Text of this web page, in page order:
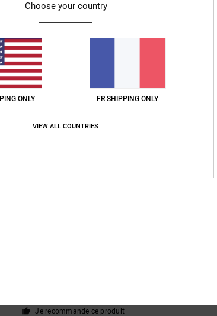
Confort
Rapport qualité / prix
Michael
Super confortable et conforme a mes attentes
Confort
Rapport qualité / prix: 5 /5 Taille
Je recommande ce produit
Choose your country
ONLY FR SHIPPING ONLY
VIEW ALL COUNTRIES